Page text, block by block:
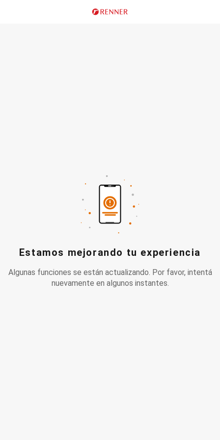
Estamos mejorando tu experiencia
Algunas funciones se están actualizando. Por favor, intentá
nuevamente en algunos instantes.